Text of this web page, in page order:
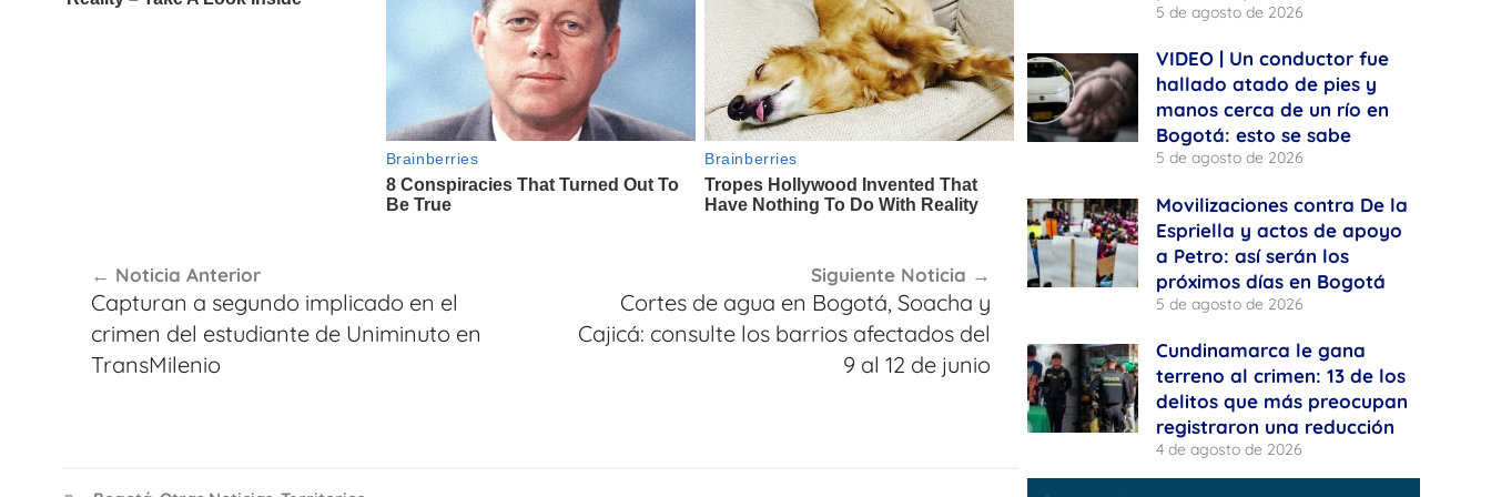
de
entradas
Noticia Anterior
Capturan a segundo implicado en el
crimen del estudiante de Uniminuto en
TransMilenio
Siguiente Noticia
Cortes de agua en Bogotá, Soacha y
Cajicá: consulte los barrios afectados del
9 al 12 de junio
5 de agosto de 2026
VIDEO | Un conductor fue
hallado atado de pies y
manos cerca de un río en
Bogotá: esto se sabe
5 de agosto de 2026
Movilizaciones contra De la
Espriella y actos de apoyo
a Petro: así serán los
próximos días en Bogotá
5 de agosto de 2026
Cundinamarca le gana
terreno al crimen: 13 de los
delitos que más preocupan
registraron una reducción
4 de agosto de 2026